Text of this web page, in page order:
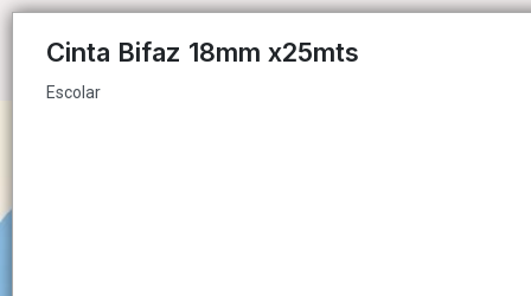
Escolar
Cinta Bifaz 18mm x25mts
Escolar